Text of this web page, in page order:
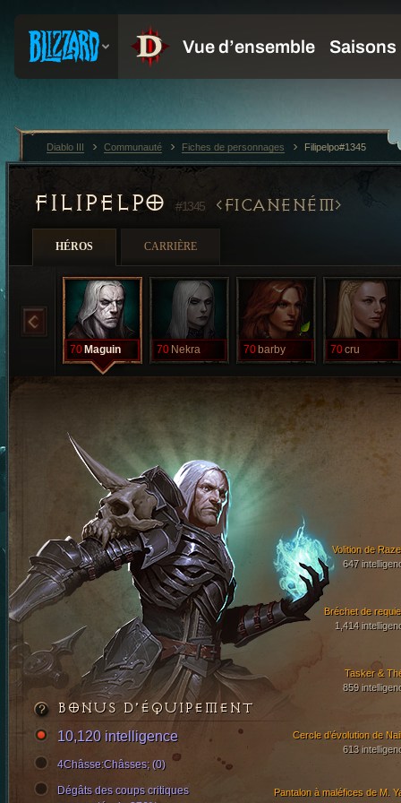
FILIPELPO #1345 FICANENÉM
HÉROS CARRIÈRE
70 Maguin 70 Nekra 70 barby 70cru
Bréchet de
1,414
Tasker &
859
Volition de
647
Pantalon à maléfices de M.
Cercle d’évolution de
613
BONUS D’ÉQUIPEMENT
10,120 intelligence
4Châsse:Châsses; (0)
Dégâts des coups critiques
Diablo III Communauté Fiches de personnages Filipelpo#1345